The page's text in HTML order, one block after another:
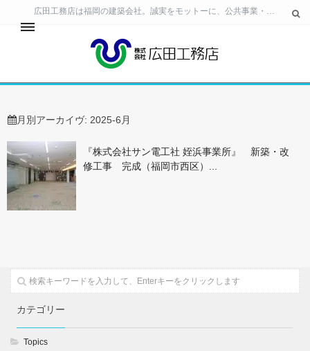
広田工務店は福岡の建築会社。誠実をモットーに、公共事業・民間ビル・住宅の建築 工事から、生活空間の提案・土地活用のご相談まで、幅広いニーズに対応しています。
会社情報
採用情報
月別アーカイヴ: 2025-6月
『株式会社サン電工社 姪浜事業所』 新築・改
修工事 完成（福岡市西区）...
カテゴリー
Topics